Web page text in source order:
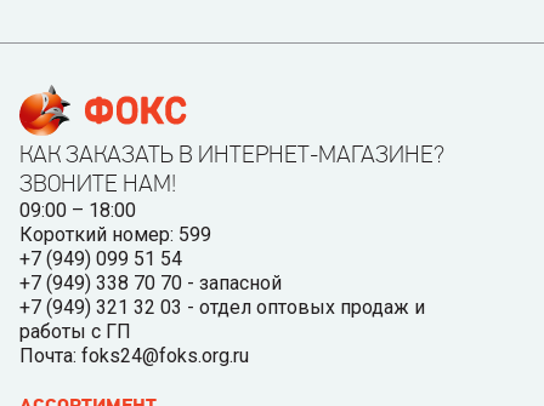
КАК ЗАКАЗАТЬ В ИНТЕРНЕТ-МАГАЗИНЕ?
ЗВОНИТЕ НАМ!
09:00 – 18:00
Короткий номер: 599
+7 (949) 099 51 54
+7 (949) 338 70 70 - запасной
+7 (949) 321 32 03 - отдел оптовых продаж и
работы с ГП
Почта: foks24@foks.org.ru